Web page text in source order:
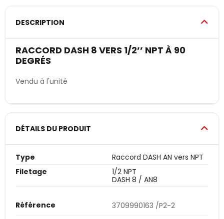
DESCRIPTION
RACCORD DASH 8 VERS 1/2’’ NPT À 90
DEGRÉS
Vendu à l'unité
DÉTAILS DU PRODUIT
Type
Raccord DASH AN vers NPT
Filetage
1/2 NPT
DASH 8 / AN8
Référence
3709990163 /P2-2